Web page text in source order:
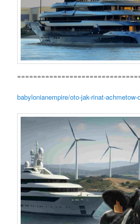
babylonianempire/oto-jak-rinat-